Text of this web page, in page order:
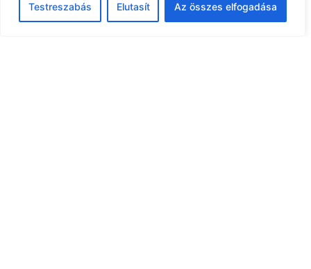
Testreszabás Elutasít Az összes elfogadása